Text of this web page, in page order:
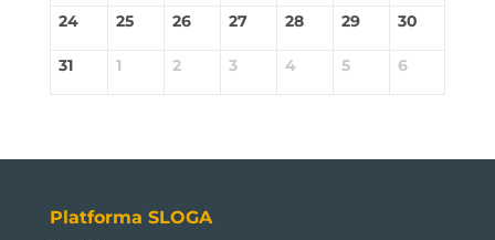
24 25 26 27 28 29 30
31 1 2 3 4 5 6
Platforma SLOGA